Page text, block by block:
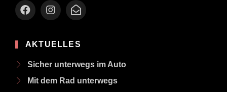
AKTUELLES
Sicher unterwegs im Auto
Mit dem Rad unterwegs